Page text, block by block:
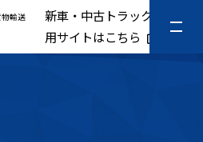
輸送
新車・中古トラック販売専
用サイトはこちら